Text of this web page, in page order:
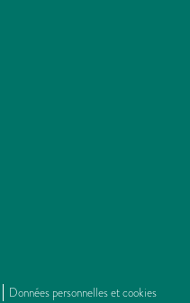
Données personnelles et cookies